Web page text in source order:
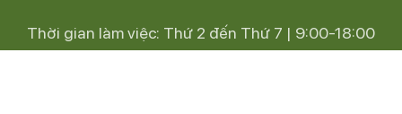
Thời gian làm việc: Thứ 2 đến Thứ 7 | 9:00-18:00